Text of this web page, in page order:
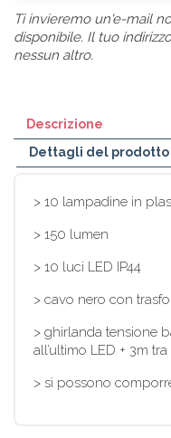
Ti invieremo un'e-mail
disponibile. Il tuo
nessun altro.
Descrizione
Dettagli del prodotto
> 10 lampadine in
> 150 lumen
> 10 luci LED IP44
> cavo nero con
> ghirlanda tensione
all’ultimo LED + 3m
> si possono